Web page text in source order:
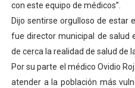
con este equipo de médicos”.
Dijo sentirse orgulloso de estar
fue director municipal de salud
de cerca la realidad de salud de
Por su parte el médico Ovidio
atender a la población más